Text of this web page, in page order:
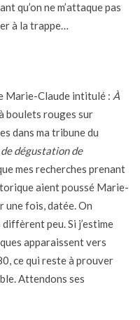
qu’on ne m’attaque pas
à la trappe…
Marie-Claude intitulé : À
boulets rouges sur
dans ma tribune du
dégustation de
mes recherches prenant
aient poussé Marie-
une fois, datée. On
peu. Si j’estime
apparaissent vers
ce qui reste à prouver
Attendons ses